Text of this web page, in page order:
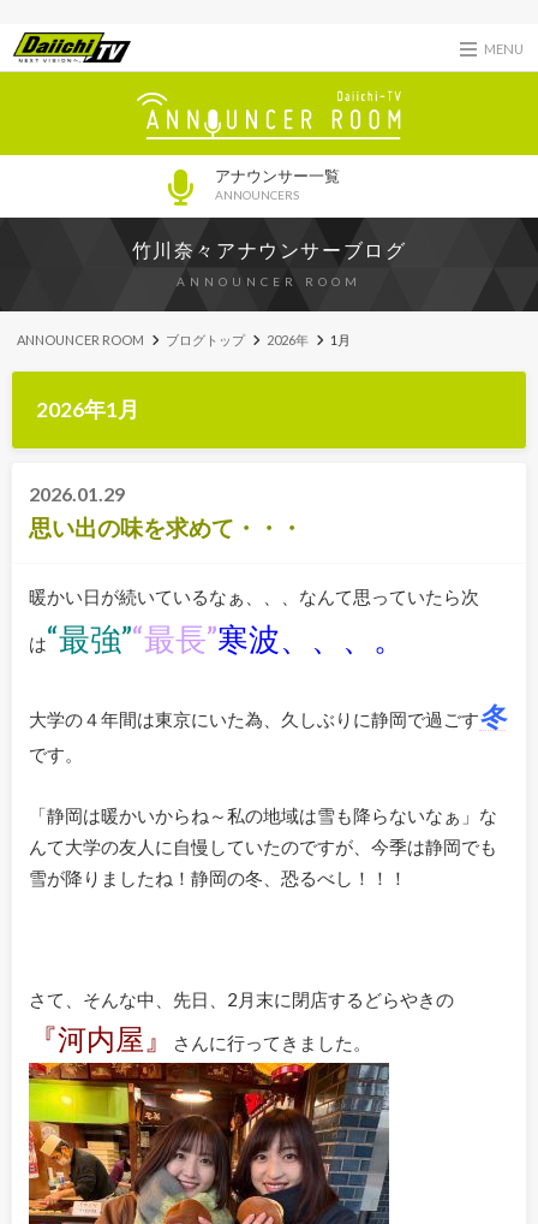
MENU
アナウンサー一覧
ANNOUNCERS
竹川奈々アナウンサーブログ
ANNOUNCER ROOM
ANNOUNCER ROOM ブログトップ 2026年 1月
2026年1月
2026.01.29
思い出の味を求めて・・・
暖かい日が続いているなぁ、、、なんて思っていたら次
は“最強”“最長”寒波、、、。
大学の４年間は東京にいた為、久しぶりに静岡で過ごす冬
です。
「静岡は暖かいからね～私の地域は雪も降らないなぁ」な
んて大学の友人に自慢していたのですが、今季は静岡でも
雪が降りましたね！静岡の冬、恐るべし！！！
さて、そんな中、先日、2月末に閉店するどらやきの
『河内屋』 さんに行ってきました。